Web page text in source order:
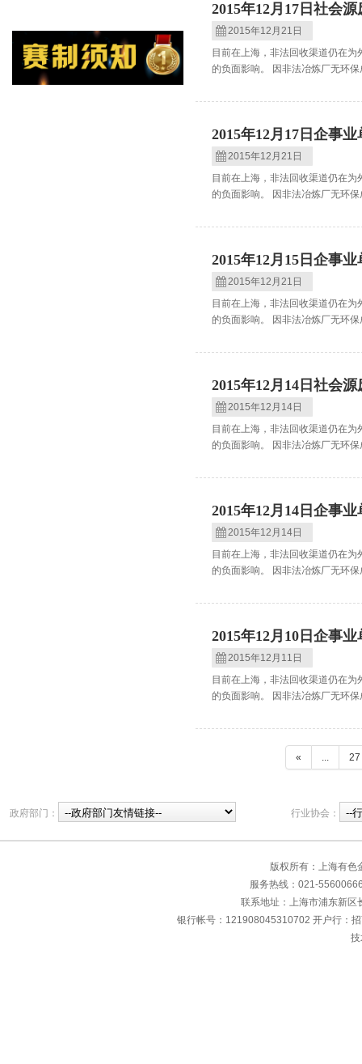
2015年12月17日社会
2015年12月21日
目前在上海，非法回收渠道仍在
的负面影响。 因非法冶炼厂无环
2015年12月17日企事
2015年12月21日
目前在上海，非法回收渠道仍在
的负面影响。 因非法冶炼厂无环
2015年12月15日企事
2015年12月21日
目前在上海，非法回收渠道仍在
的负面影响。 因非法冶炼厂无环
2015年12月14日社会
2015年12月14日
目前在上海，非法回收渠道仍在
的负面影响。 因非法冶炼厂无环
2015年12月14日企事
2015年12月14日
目前在上海，非法回收渠道仍在
的负面影响。 因非法冶炼厂无环
2015年12月10日企事
2015年12月11日
目前在上海，非法回收渠道仍在
的负面影响。 因非法冶炼厂无环
« ... 27
政府部门： 行业协会：
版权所有：上海有
服务热线：021-
联系地址：上海市浦东新
银行帐号：121908045310702 开户行：